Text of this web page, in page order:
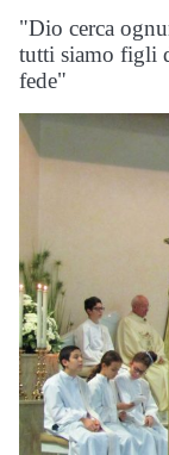
"Dio cerca
tutti siamo figli
fede"